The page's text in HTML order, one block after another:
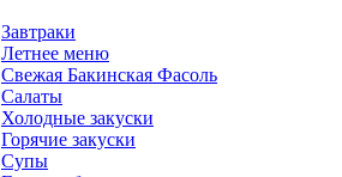
Завтраки
Летнее меню
Свежая Бакинская Фасоль
Салаты
Холодные закуски
Горячие закуски
Супы